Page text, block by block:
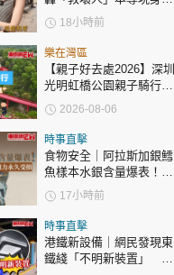
應網民
18小時前
樂在灣區
【親子好去處2026】深圳
光明虹橋公園親子騎行：
「電助力黃包車」2小時
環湖
2026-08-06
時事直擊
食物安全｜阿拉斯加銀鱈
魚樣本水銀含量爆表！或
令視力聽覺記憶力永久受
損
17小時前
時事直擊
港鐵新設備｜網民發現東
鐵綫「不明新裝置」 港